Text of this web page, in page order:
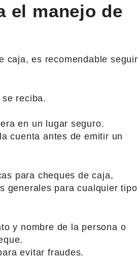
el manejo de
caja, es recomendable seguir
reciba.
en un lugar seguro.
cuenta antes de emitir un
para cheques de caja,
generales para cualquier tipo
y nombre de la persona o
evitar fraudes.